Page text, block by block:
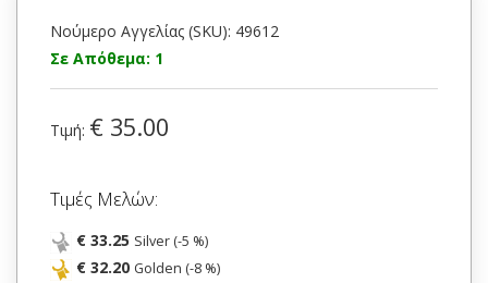
Νούμερο Αγγελίας (SKU): 49612
Σε Απόθεμα: 1
Τιμή: € 35.00
Τιμές Μελών:
€ 33.25 Silver (-5 %)
€ 32.20 Golden (-8 %)